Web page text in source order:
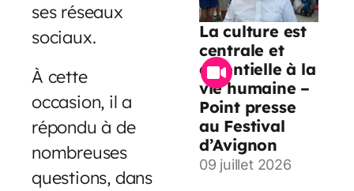
ses réseaux
sociaux.
À cette
occasion, il a
répondu à de
nombreuses
questions, dans
La culture est
centrale et
essentielle à la
vie humaine –
Point presse
au Festival
d’Avignon
09 juillet 2026